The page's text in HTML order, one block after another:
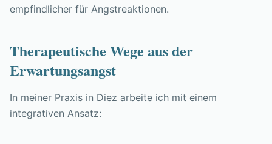
empfindlicher für Angstreaktionen.
Therapeutische Wege aus der
Erwartungsangst
In meiner Praxis in Diez arbeite ich mit einem
integrativen Ansatz: